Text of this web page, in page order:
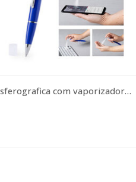
Esferografica com vaporizador p/ Alcool Gel